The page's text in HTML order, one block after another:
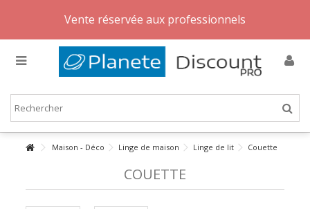
Vente réservée aux professionnels
Maison - Déco Linge de maison Linge de lit Couette
COUETTE